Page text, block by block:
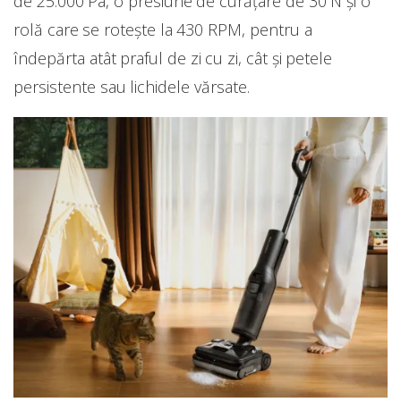
rolă care se rotește la 430 RPM, pentru a
îndepărta atât praful de zi cu zi, cât și petele
persistente sau lichidele vărsate.